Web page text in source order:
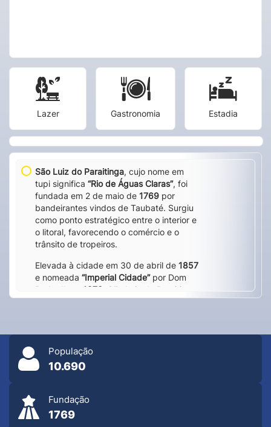
Lazer Gastronomia Estadia
São Luiz do Paraitinga, cujo nome em
tupi significa “Rio de Águas Claras”, foi
fundada em 2 de maio de 1769 por
bandeirantes vindos de Taubaté. Surgiu
como ponto estratégico entre o interior e
o litoral, favorecendo o comércio e o
trânsito de tropeiros.
Elevada à cidade em 30 de abril de 1857
e nomeada “Imperial Cidade”por Dom
Pedro II em
1873
, São Luiz do Paraitinga
destacou-se pela produção agrícola e
referência cultural, preservando seu
patrimônio colonial e tradições como o
Carnaval de marchinhas
Divino
População
10.690
Fundação
1769